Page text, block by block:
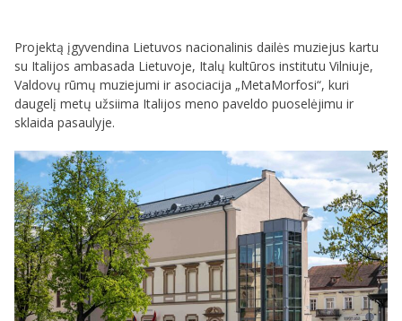
Projektą įgyvendina Lietuvos nacionalinis dailės muziejus kartu
su Italijos ambasada Lietuvoje, Italų kultūros institutu Vilniuje,
Valdovų rūmų muziejumi ir asociacija „MetaMorfosi“, kuri
daugelį metų užsiima Italijos meno paveldo puoselėjimu ir
sklaida pasaulyje.